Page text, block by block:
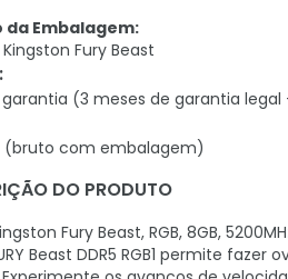
da Embalagem:
Fury Beast
:
garantia (3 meses de garantia
(bruto com embalagem)
DO PRODUTO
Fury Beast, RGB, 8GB,
Beast DDR5 RGB1 permite